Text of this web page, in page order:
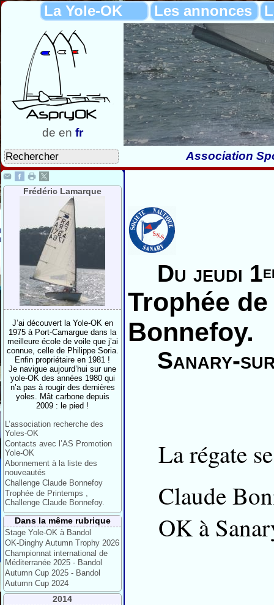
La Yole-OK Les annonces
de en fr
Association
Frédéric Lamarque
J’ai découvert la Yole-OK en
1975 à Port-Camargue dans la
meilleure école de voile que j’ai
connue, celle de Philippe Soria.
Enfin propriétaire en 1981 !
Je navigue aujourd’hui sur une
yole-OK des années 1980 qui
n’a pas à rougir des dernières
yoles. Mât carbone depuis
2009 : le pied !
L’association recherche des
Yoles-OK
Contacts avec l’AS Promotion
Yole-OK
Abonnement à la liste des
nouveautés
Challenge Claude Bonnefoy
Trophée de Printemps ,
Challenge Claude Bonnefoy.
Dans la même rubrique
Stage Yole-OK à Bandol
OK-Dinghy Autumn Trophy 2026
Championnat international de
Méditerranée 2025 - Bandol
Autumn Cup 2025 - Bandol
Autumn Cup 2024
2014
Du jeudi 1
Trophée
Bonnefoy.
Sanary-
La régate
Claude
OK à